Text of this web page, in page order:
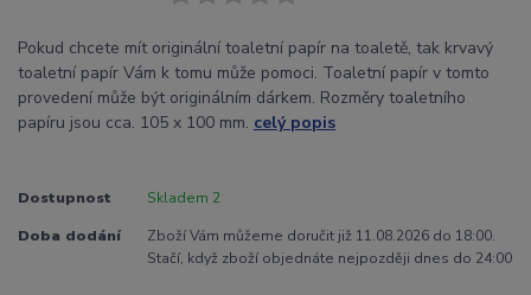
Pokud chcete mít originální toaletní papír na toaletě, tak krvavý
toaletní papír Vám k tomu může pomoci. Toaletní papír v tomto
provedení může být originálním dárkem. Rozměry toaletního
papíru jsou cca. 105 x 100 mm. celý popis
Dostupnost Skladem 2
Doba dodání
Zboží Vám můžeme doručit již 11.08.2026 do 18:00.
Stačí, když zboží objednáte nejpozději dnes do 24:00